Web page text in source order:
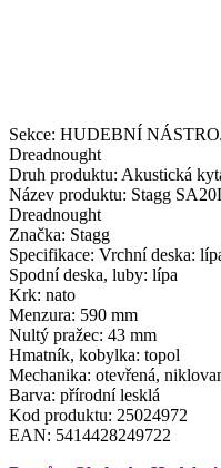
Sekce: HUDEBNÍ
Dreadnought
Druh produktu: Akustická
Název produktu: Stagg
Dreadnought
Značka: Stagg
Specifikace: Vrchní deska:
Spodní deska, luby: lípa
Krk: nato
Menzura: 590 mm
Nultý pražec: 43 mm
Hmatník, kobylka: topol
Mechanika: otevřená,
Barva: přírodní lesklá
Kod produktu: 25024972
EAN: 5414428249722